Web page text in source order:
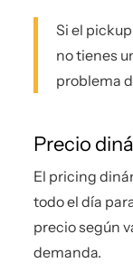
Si el
no tienes
problema
Precio
El pricing
todo el día
precio según
demanda.